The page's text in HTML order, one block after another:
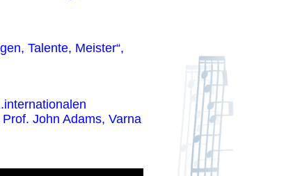
Talente, Meister“,
John Adams, Varna